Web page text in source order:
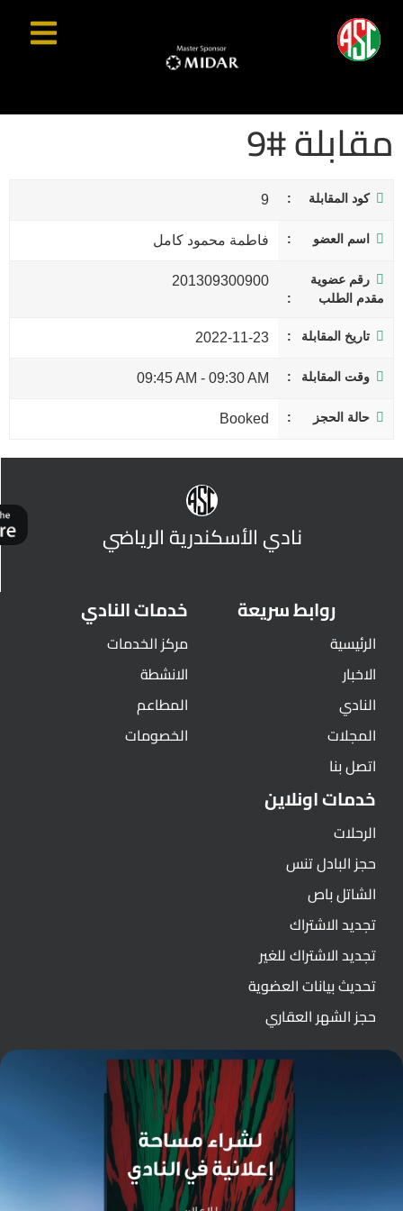
مقابلة #9
كود المقابلة 9
اسم العضو فاطمة محمود كامل
رقم عضوية
مقدم الطلب
201309300900
تاريخ المقابلة 2022-11-23
وقت المقابلة 09:30 AM
-
09:45 AM
حالة الحجز Booked
نادي الأسكندرية الرياضي
روابط سريعة
الرئيسية
الاخبار
النادي
المجلات
اتصل بنا
خدمات النادي
مركز الخدمات
الانشطة
المطاعم
الخصومات
خدمات اونلاين
الرحلات
حجز البادل تنس
الشاتل باص
تجديد الاشتراك
تجديد الاشتراك للغير
تحديث بيانات العضوية
حجز الشهر العقاري